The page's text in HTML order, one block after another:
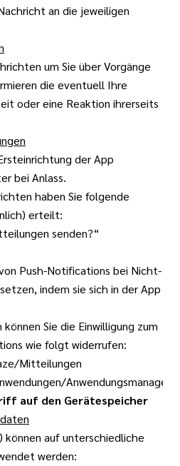
an die jeweiligen
um Sie über Vorgänge
die eventuell Ihre
oder eine Reaktion ihrerseits
der App
bei Anlass.
haben Sie folgende
erteilt:
senden?“
Push-Notifications bei Nicht-
indem sie sich in der App
Sie die Einwilligung zum
wie folgt widerrufen:
Mitteilungen
auf den Gerätespeicher
können auf unterschiedliche
werden: